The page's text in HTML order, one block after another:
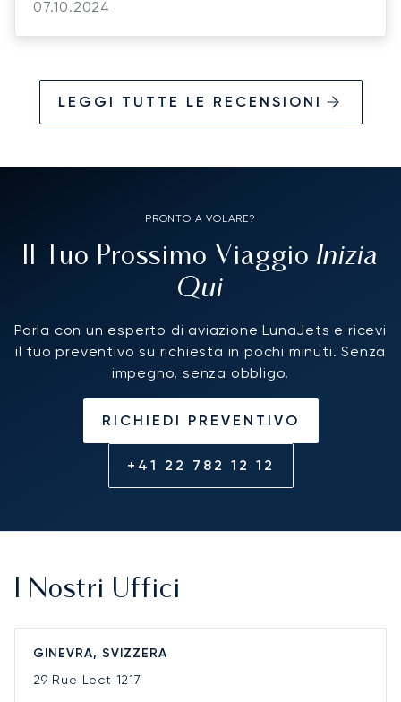
07.10.2024
LEGGI TUTTE LE RECENSIONI
PRONTO A VOLARE?
Il Tuo Prossimo Viaggio Inizia
Qui
Parla con un esperto di aviazione LunaJets e ricevi
il tuo preventivo su richiesta in pochi minuti. Senza
impegno, senza obbligo.
RICHIEDI PREVENTIVO
+41 22 782 12 12
I Nostri Uffici
GINEVRA, SVIZZERA
29 Rue Lect 1217